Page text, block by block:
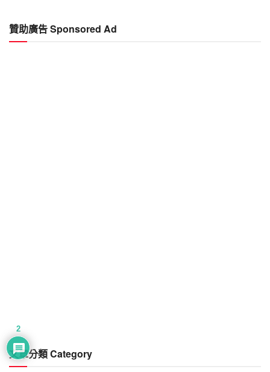
贊助廣告 Sponsored Ad
文章分類 Category
2